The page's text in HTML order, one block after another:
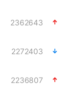
2362643
2272403
2236807